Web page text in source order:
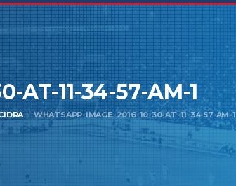
AT-11-34-57-AM-1
WHATSAPP-IMAGE-2016-10-30-AT-11-34-57-AM-1